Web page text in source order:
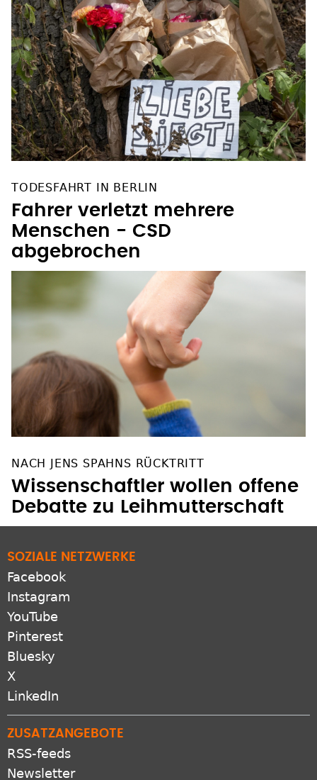
TODESFAHRT IN BERLIN
Fahrer verletzt mehrere
Menschen - CSD
abgebrochen
NACH JENS SPAHNS RÜCKTRITT
Wissenschaftler wollen offene
Debatte zu Leihmutterschaft
SOZIALE NETZWERKE
Facebook
Instagram
YouTube
Pinterest
Bluesky
X
LinkedIn
ZUSATZANGEBOTE
RSS-feeds
Newsletter